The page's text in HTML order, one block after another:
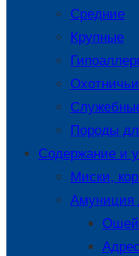
Средние
Крупные
Охотничьи
Породы
Содержание и
Миски,
Амуниция